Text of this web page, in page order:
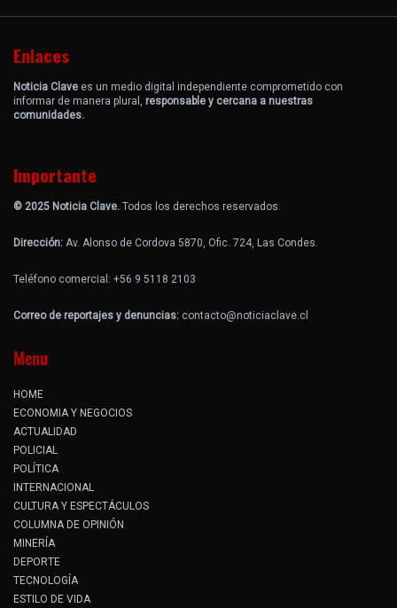
Enlaces
Noticia Clave es un medio digital independiente comprometido con
informar de manera plural, responsable y cercana a nuestras
comunidades.
Importante
© 2025 Noticia Clave. Todos los derechos reservados.
Dirección: Av. Alonso de Cordova 5870, Ofic. 724, Las Condes.
Teléfono comercial: +56 9 5118 2103
Correo de reportajes y denuncias: contacto@noticiaclave.cl
Menu
HOME
ECONOMIA Y NEGOCIOS
ACTUALIDAD
POLICIAL
POLÍTICA
INTERNACIONAL
CULTURA Y ESPECTÁCULOS
COLUMNA DE OPINIÓN
MINERÍA
DEPORTE
TECNOLOGÍA
ESTILO DE VIDA